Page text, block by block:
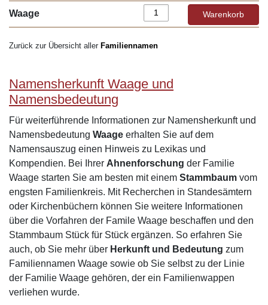
Waage
Zurück zur Übersicht aller Familiennamen
Namensherkunft Waage und
Namensbedeutung
Für weiterführende Informationen zur Namensherkunft und
Namensbedeutung Waage erhalten Sie auf dem
Namensauszug einen Hinweis zu Lexikas und
Kompendien. Bei Ihrer Ahnenforschung der Familie
Waage starten Sie am besten mit einem Stammbaum vom
engsten Familienkreis. Mit Recherchen in Standesämtern
oder Kirchenbüchern können Sie weitere Informationen
über die Vorfahren der Famile Waage beschaffen und den
Stammbaum Stück für Stück ergänzen. So erfahren Sie
auch, ob Sie mehr über Herkunft und Bedeutung zum
Familiennamen Waage sowie ob Sie selbst zu der Linie
der Familie Waage gehören, der ein Familienwappen
verliehen wurde.